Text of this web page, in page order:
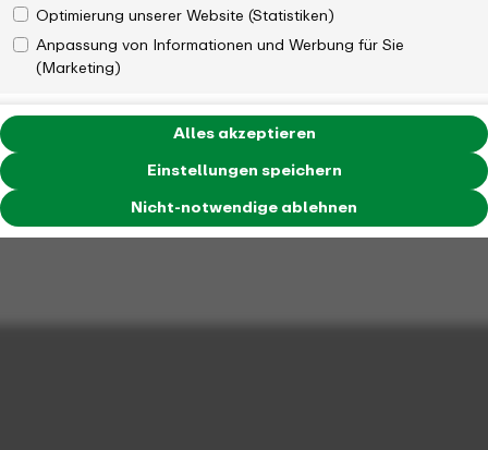
Optimierung unserer Website (Statistiken)
Anpassung von Informationen und Werbung für Sie
(Marketing)
Einstellungen speichern
Nicht-notwendige ablehnen
Alles akzeptieren